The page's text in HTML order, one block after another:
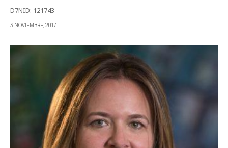
D7NID: 121743
3 NOVIEMBRE, 2017